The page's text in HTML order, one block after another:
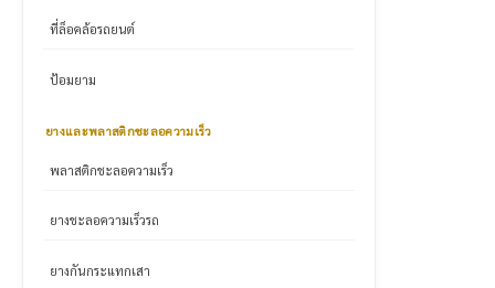
ที่ล็อคล้อรถยนต์
ป้อมยาม
ยางและพลาสติกชะลอความเร็ว
พลาสติกชะลอความเร็ว
ยางชะลอความเร็วรถ
ยางกันกระแทกเสา